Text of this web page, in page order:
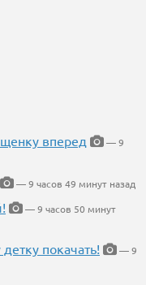
вперед
— 9
— 9 часов 49 минут назад
— 9 часов 50 минут
покачать!
— 9